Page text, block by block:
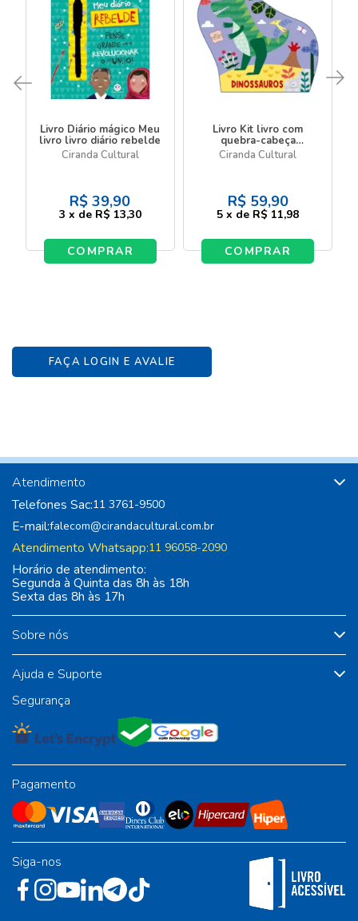
Livro Diário mágico Meu
livro livro diário rebelde
Ciranda Cultural
R$ 39,90
3 x de R$ 13,30
COMPRAR
Livro Kit livro com
quebra-cabeça
Dinossauros - Livro com
Ciranda Cultural
R$ 59,90
5 x de R$ 11,98
COMPRAR
FAÇA LOGIN E AVALIE
Sobre nós
Ajuda e Suporte
Atendimento
Telefones Sac:11 3761-9500
E-mail:falecom@cirandacultural.com.br
Atendimento Whatsapp:11 96058-2090
Horário de atendimento:
Segunda à Quinta das 8h às 18h
Sexta das 8h às 17h
Segurança
Pagamento
Siga-nos